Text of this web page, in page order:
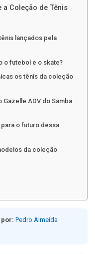
a Coleção de Tênis
lançados pela
o futebol e o skate?
os tênis da coleção
ADV do Samba
o futuro dessa
da coleção
por: Pedro Almeida